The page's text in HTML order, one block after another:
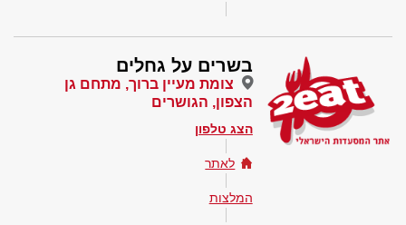
בשרים על גחלים
צומת מעיין ברוך, מתחם גן
הצפון, הגושרים
הצג טלפון
לאתר
המלצות